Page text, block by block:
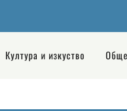
Култура и изкуство